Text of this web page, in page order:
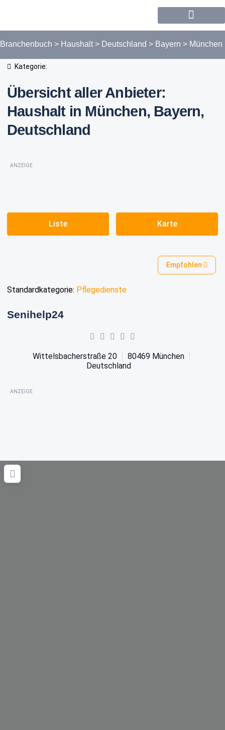
Branchenbuch > Haushalt > Deutschland > Bayern > München
Kategorie:
Übersicht aller Anbieter:
Haushalt in München, Bayern,
Deutschland
ANZEIGE
Liste Karte
Empfohlen
Standardkategorie: Pflegedienste
Senihelp24
Wittelsbacherstraße 20 80469 München
Deutschland
ANZEIGE